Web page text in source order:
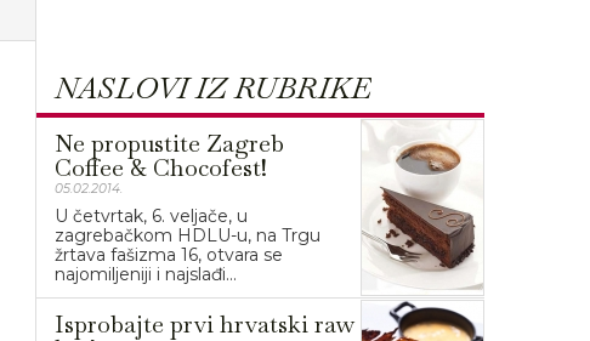
NASLOVI IZ RUBRIKE
Ne propustite Zagreb
Coffee & Chocofest!
05.02.2014.
U četvrtak, 6. veljače, u
zagrebačkom HDLU-u, na Trgu
žrtava fašizma 16, otvara se
najomiljeniji i najslađi...
Isprobajte prvi hrvatski raw